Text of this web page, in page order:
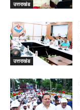
उत्तराखंड
उत्तराखंड